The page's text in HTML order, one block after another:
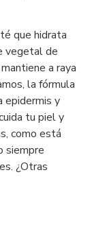
que hidrata
vegetal de
a raya
la fórmula
epidermis y
tu piel y
como está
siempre
¿Otras